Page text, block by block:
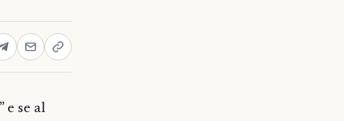
e se al